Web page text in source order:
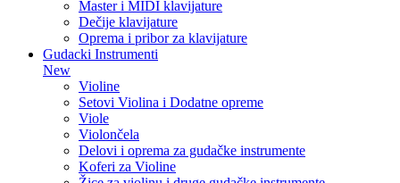
Master i MIDI klavijature
Dečije klavijature
Oprema i pribor za klavijature
Gudacki Instrumenti
New
Violine
Setovi Violina i Dodatne opreme
Viole
Violončela
Delovi i oprema za gudačke instrumente
Koferi za Violine